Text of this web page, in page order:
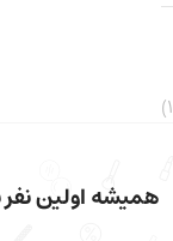
همیشه اولین نفر